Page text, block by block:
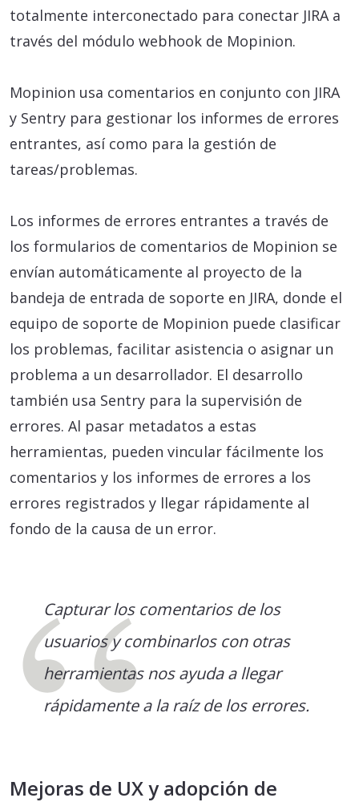
totalmente interconectado para conectar JIRA a
través del módulo webhook de Mopinion.
Mopinion usa comentarios en conjunto con JIRA
y Sentry para gestionar los informes de errores
entrantes, así como para la gestión de
tareas/problemas.
Los informes de errores entrantes a través de
los formularios de comentarios de Mopinion se
envían automáticamente al proyecto de la
bandeja de entrada de soporte en JIRA, donde el
equipo de soporte de Mopinion puede clasificar
los problemas, facilitar asistencia o asignar un
problema a un desarrollador. El desarrollo
también usa Sentry para la supervisión de
errores. Al pasar metadatos a estas
herramientas, pueden vincular fácilmente los
comentarios y los informes de errores a los
errores registrados y llegar rápidamente al
fondo de la causa de un error.
Capturar los comentarios de los
usuarios y combinarlos con otras
herramientas nos ayuda a llegar
rápidamente a la raíz de los errores.
Mejoras de UX y adopción de